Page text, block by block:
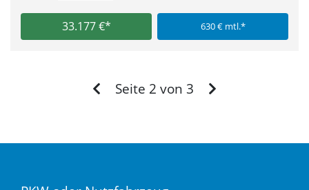
33.177 €* 630 € mtl.*
Zurück
Seite 2 von 3